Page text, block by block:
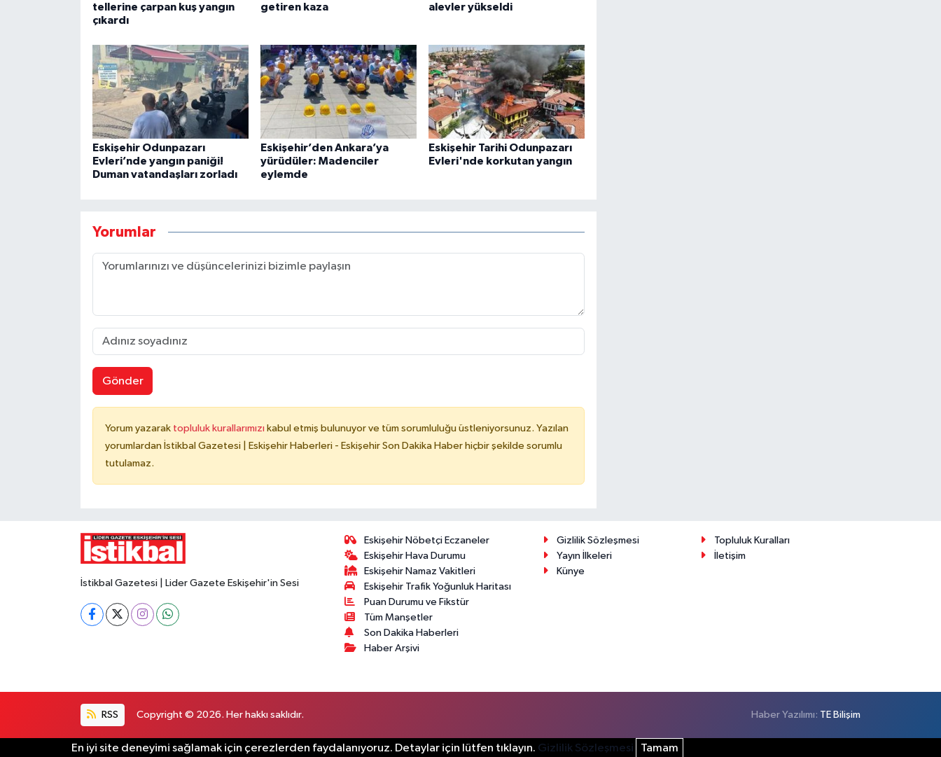
tellerine çarpan kuş yangın
çıkardı
getiren kaza
alevler yükseldi
Eskişehir Odunpazarı
Evleri’nde yangın paniği!
Duman vatandaşları zorladı
Eskişehir’den Ankara’ya
yürüdüler: Madenciler
eylemde
Eskişehir Tarihi Odunpazarı
Evleri'nde korkutan yangın
Yorumlar
Gönder
Yorum yazarak topluluk kurallarımızı kabul etmiş bulunuyor ve tüm sorumluluğu üstleniyorsunuz. Yazılan
yorumlardan İstikbal Gazetesi | Eskişehir Haberleri - Eskişehir Son Dakika Haber hiçbir şekilde sorumlu
tutulamaz.
İstikbal Gazetesi | Lider Gazete Eskişehir'in Sesi
Eskişehir Nöbetçi Eczaneler
Eskişehir Hava Durumu
Eskişehir Namaz Vakitleri
Eskişehir Trafik Yoğunluk Haritası
Puan Durumu ve Fikstür
Tüm Manşetler
Son Dakika Haberleri
Haber Arşivi
Gizlilik Sözleşmesi
Topluluk Kuralları
Yayın İlkeleri
İletişim
Künye
RSS Copyright © 2026. Her hakkı saklıdır. Haber Yazılımı: TE Bilişim
En iyi site deneyimi sağlamak için çerezlerden faydalanıyoruz. Detaylar için lütfen tıklayın. Gizlilik Sözleşmesi Tamam